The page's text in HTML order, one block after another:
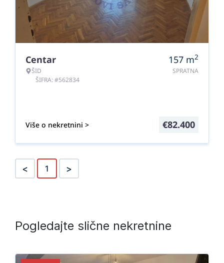
Centar
ŠID
ŠIFRA: #562834
157 m2
SPRATNA
Više o nekretnini > €82.400
< 1 >
Pogledajte slične nekretnine